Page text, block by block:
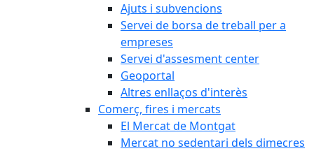
Ajuts i subvencions
Servei de borsa de treball per a
empreses
Servei d'assesment center
Geoportal
Altres enllaços d'interès
Comerç, fires i mercats
El Mercat de Montgat
Mercat no sedentari dels dimecres